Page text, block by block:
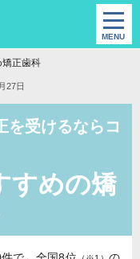
矯正歯科
27日
を受けるならコ
すめの矯